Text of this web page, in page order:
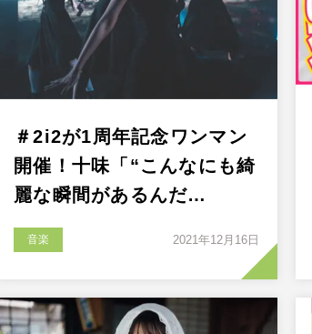
＃2i2が1周年記念ワンマン
開催！十味「“こんなにも綺
麗な瞬間があるんだ…
音楽 2021年12月16日